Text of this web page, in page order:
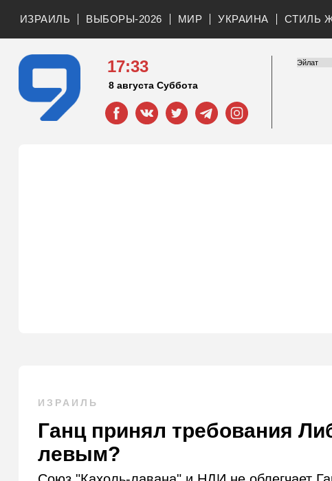
ИЗРАИЛЬ ВЫБОРЫ-2026 МИР УКРАИНА СТИЛЬ
17:33
8 августа Суббота
ИЗРАИЛЬ
Ганц принял требования
левым?